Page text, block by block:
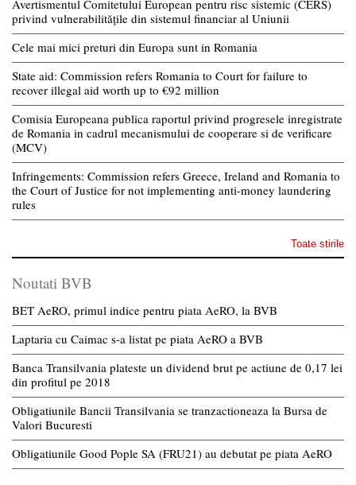
Avertismentul Comitetului European pentru risc sistemic (CERS)
privind vulnerabilitățile din sistemul financiar al Uniunii
Cele mai mici preturi din Europa sunt in Romania
State aid: Commission refers Romania to Court for failure to
recover illegal aid worth up to €92 million
Comisia Europeana publica raportul privind progresele inregistrate
de Romania in cadrul mecanismului de cooperare si de verificare
(MCV)
Infringements: Commission refers Greece, Ireland and Romania to
the Court of Justice for not implementing anti-money laundering
rules
Toate stirile
Noutati BVB
BET AeRO, primul indice pentru piata AeRO, la BVB
Laptaria cu Caimac s-a listat pe piata AeRO a BVB
Banca Transilvania plateste un dividend brut pe actiune de 0,17 lei
din profitul pe 2018
Obligatiunile Bancii Transilvania se tranzactioneaza la Bursa de
Valori Bucuresti
Obligatiunile Good Pople SA (FRU21) au debutat pe piata AeRO